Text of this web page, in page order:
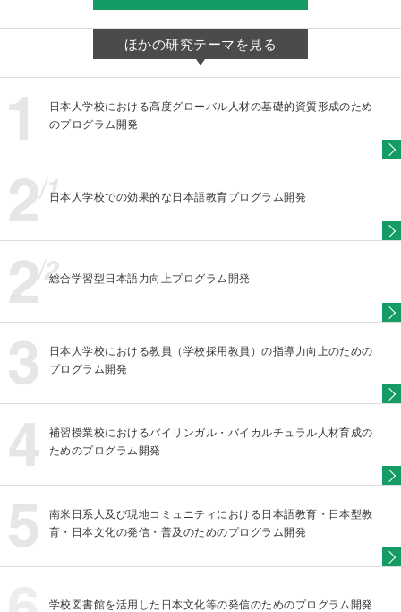
ほかの研究テーマを見る
日本人学校における高度グローバル人材の基礎的資質形成のため
のプログラム開発
日本人学校での効果的な日本語教育プログラム開発
総合学習型日本語力向上プログラム開発
日本人学校における教員（学校採用教員）の指導力向上のための
プログラム開発
補習授業校におけるバイリンガル・バイカルチュラル人材育成の
ためのプログラム開発
南米日系人及び現地コミュニティにおける日本語教育・日本型教
育・日本文化の発信・普及のためのプログラム開発
学校図書館を活用した日本文化等の発信のためのプログラム開発